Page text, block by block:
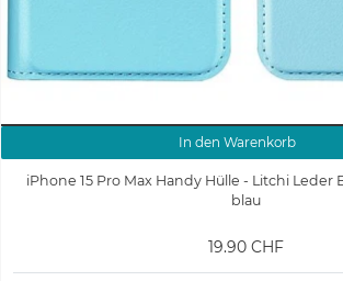
In den Warenkorb
iPhone 15 Pro Max Handy Hülle - Litchi Leder
blau
19.90 CHF